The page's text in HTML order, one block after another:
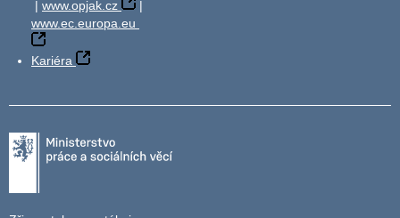
| www.opjak.cz
|
www.ec.europa.eu
Kariéra